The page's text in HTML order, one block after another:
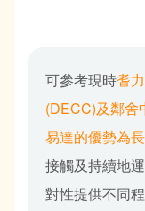
可參考現時耆
(DECC)及鄰舍
易達的優勢為
接觸及持續地
對性提供不同